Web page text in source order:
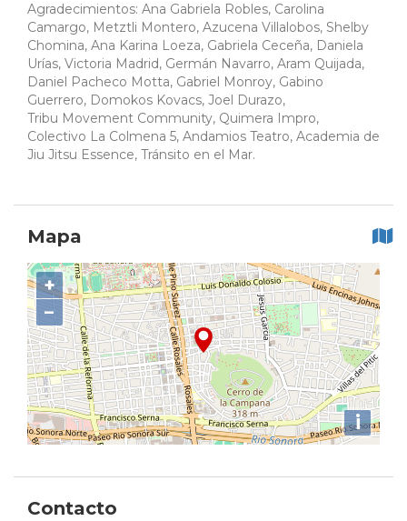
Agradecimientos: Ana Gabriela Robles, Carolina
Camargo, Metztli Montero, Azucena Villalobos, Shelby
Chomina, Ana Karina Loeza, Gabriela Ceceña, Daniela
Urías, Victoria Madrid, Germán Navarro, Aram Quijada,
Daniel Pacheco Motta, Gabriel Monroy, Gabino
Guerrero, Domokos Kovacs, Joel Durazo,
Tribu Movement Community, Quimera Impro,
Colectivo La Colmena 5, Andamios Teatro, Academia de
Jiu Jitsu Essence, Tránsito en el Mar.
Mapa
+
−
i
Contacto